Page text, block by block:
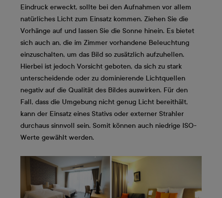
Eindruck erweckt, sollte bei den Aufnahmen vor allem
natürliches Licht zum Einsatz kommen. Ziehen Sie die
Vorhänge auf und lassen Sie die Sonne hinein. Es bietet
sich auch an, die im Zimmer vorhandene Beleuchtung
einzuschalten, um das Bild so zusätzlich aufzuhellen.
Hierbei ist jedoch Vorsicht geboten, da sich zu stark
unterscheidende oder zu dominierende Lichtquellen
negativ auf die Qualität des Bildes auswirken. Für den
Fall, dass die Umgebung nicht genug Licht bereithält,
kann der Einsatz eines Stativs oder externer Strahler
durchaus sinnvoll sein. Somit können auch niedrige ISO-
Werte gewählt werden.